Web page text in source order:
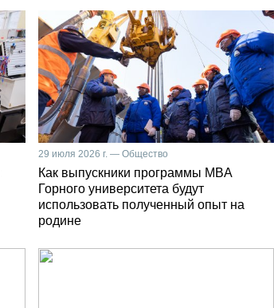
29 июля 2026 г. — Общество
Как выпускники программы MBA
Горного университета будут
использовать полученный опыт на
родине